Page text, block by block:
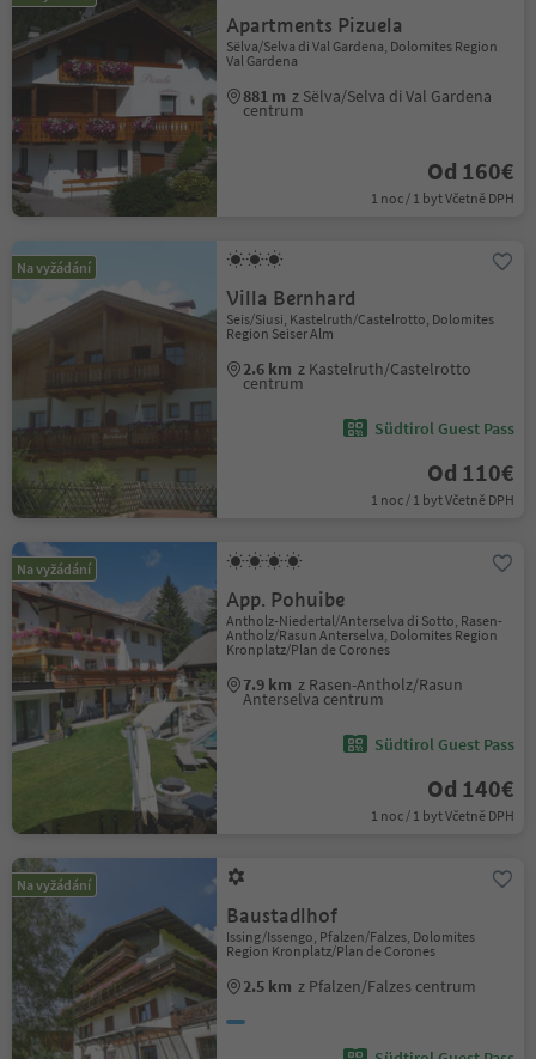
Apartments Pizuela
Sëlva/Selva di Val Gardena, Dolomites Region
Val Gardena
881 m z Sëlva/Selva di Val Gardena
centrum
Od 160€
1 noc / 1 byt Včetně DPH
Na vyžádání
Villa Bernhard
Seis/Siusi, Kastelruth/Castelrotto, Dolomites
Region Seiser Alm
2.6 km z Kastelruth/Castelrotto
centrum
Südtirol Guest Pass
Od 110€
1 noc / 1 byt Včetně DPH
Na vyžádání
App. Pohuibe
Antholz-Niedertal/Anterselva di Sotto, Rasen-
Antholz/Rasun Anterselva, Dolomites Region
Kronplatz/Plan de Corones
7.9 km z Rasen-Antholz/Rasun
Anterselva centrum
Südtirol Guest Pass
Od 140€
1 noc / 1 byt Včetně DPH
Na vyžádání
Baustadlhof
Issing/Issengo, Pfalzen/Falzes, Dolomites
Region Kronplatz/Plan de Corones
2.5 km z Pfalzen/Falzes centrum